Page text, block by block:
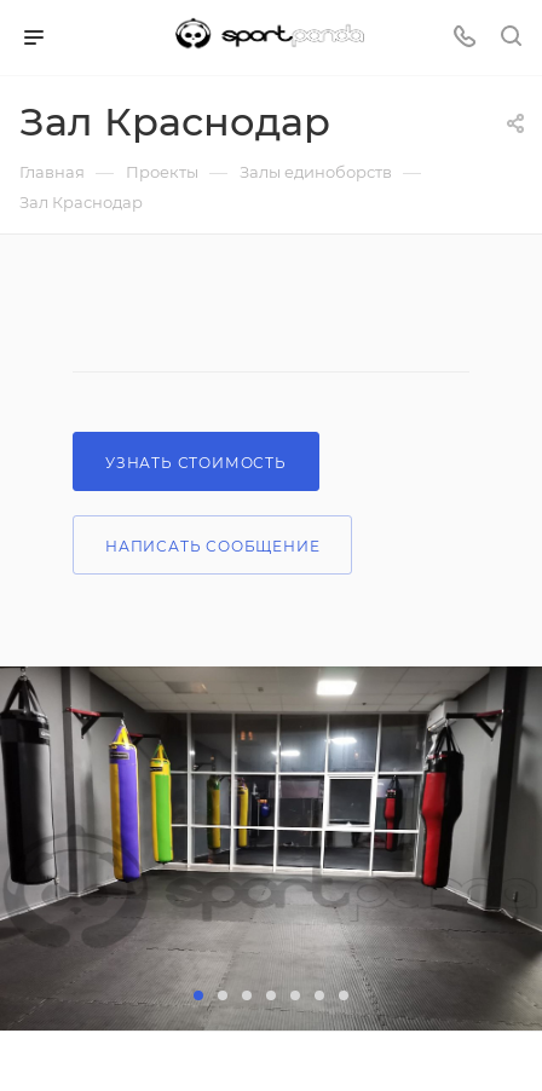
Зал Краснодар
Главная — Проекты — Залы единоборств —
Зал Краснодар
УЗНАТЬ СТОИМОСТЬ
НАПИСАТЬ СООБЩЕНИЕ